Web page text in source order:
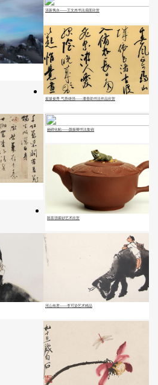
清新隽永——王文杰书法扇面欣赏
挺拔俊秀 气势雄强——潘善助书法作品欣赏
融碑化帖——颜振卿书法集锦
陈富强紫砂艺术欣赏
河山有君——李可染艺术精品